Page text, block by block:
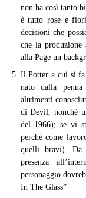
non ha così tanto
è tutto rose e
decisioni che
che la
alla Page un
Il Potter a cui si
nato dalla
altrimenti
di Devil, nonché
del 1966); se vi
perché come
quelli bravi). Da
presenza
personaggio
In The Glass”